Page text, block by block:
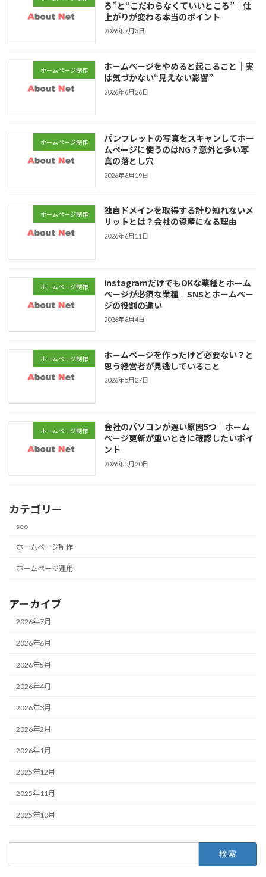
ろ”と“こだわらなくていいところ”｜仕
上がりが変わる本当のポイント
2026年7月3日
ホームページ制作
ホームページをやめると起こること｜実
は気づかない“見えない影響”
2026年6月26日
ホームページ制作
パンフレットの写真をスキャンしてホー
ムページに使うのはNG？意外と多い写
真の落とし穴
2026年6月19日
ホームページ制作
独自ドメインを取得する計り知れないメ
リットとは？会社の資産になる理由
2026年6月11日
ホームページ制作
InstagramだけでもOKな業種とホーム
ページが必須な業種｜SNSとホームペー
ジの役割の違い
2026年6月4日
ホームページ制作
ホームページを作ったけど必要ない？と
思う経営者が見逃していること
2026年5月27日
ホームページ制作
会社のパソコンが遅い原因5つ｜ホーム
ページ更新が重いときに確認したいポイ
ント
2026年5月20日
カテゴリー
seo
ホームページ制作
ホームページ運用
アーカイブ
2026年7月
2026年6月
2026年5月
2026年4月
2026年3月
2026年2月
2026年1月
2025年12月
2025年11月
2025年10月